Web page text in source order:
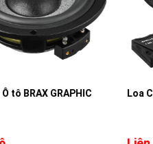
Loa Cánh Ô tô HELIX L 62C.2